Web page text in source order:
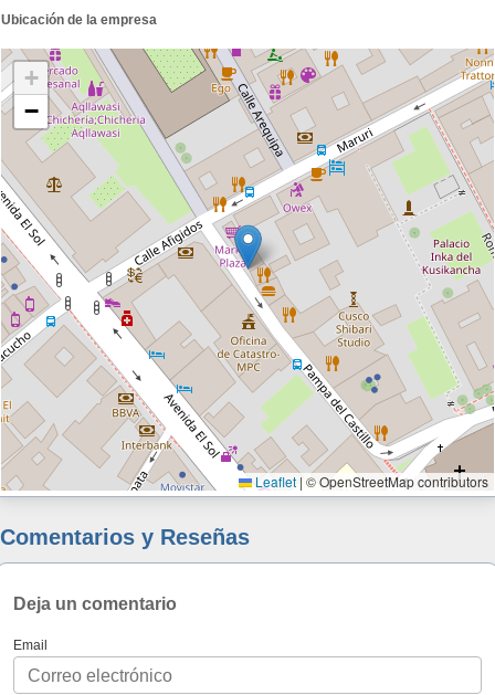
Ubicación de la empresa
+
−
Leaflet | © OpenStreetMap contributors
Comentarios y Reseñas
Deja un comentario
Email